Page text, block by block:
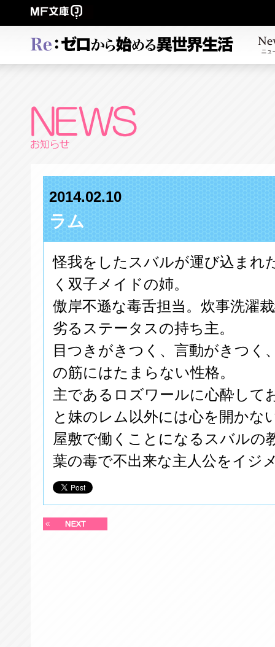
2014.02.10
ラム
怪我をしたスバルが運び込まれ
く双子メイドの姉。
傲岸不遜な毒舌担当。炊事洗濯
劣るステータスの持ち主。
目つきがきつく、言動がきつく
の筋にはたまらない性格。
主であるロズワールに心酔して
と妹のレム以外には心を開かな
屋敷で働くことになるスバルの
葉の毒で不出来な主人公をイジ